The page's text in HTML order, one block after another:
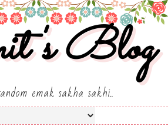
Blog
emak sakha sakhi..